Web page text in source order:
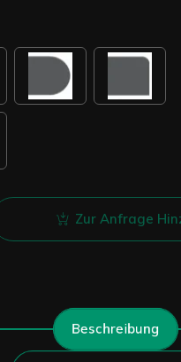
Zur Anfrage
Beschreibung